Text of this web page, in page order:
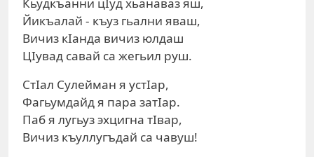
Йикъалай - къуз гьални яваш,
Вичиз кIанда вичиз юлдаш
ЦIувад савай са жегьил руш.
СтIал Сулейман я устIар,
Фагьумдайд я пара затIар.
Паб я лугьуз эхцигна тIвар,
Вичиз къуллугъдай са чавуш!